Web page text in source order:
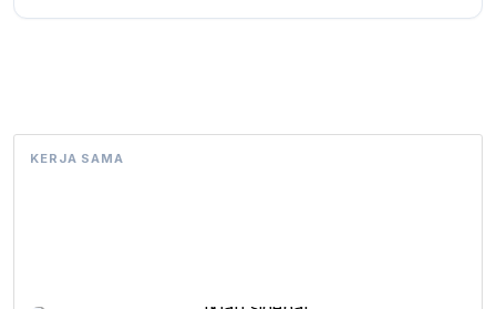
KERJA SAMA